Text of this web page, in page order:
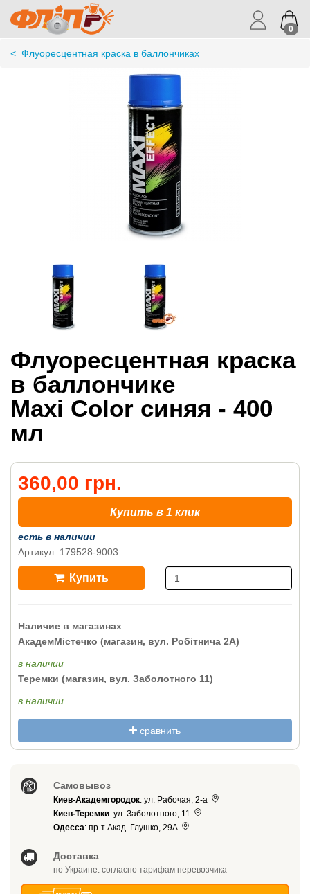
0
< Флуоресцентная краска в баллончиках
Флуоресцентная краска
в баллончике
Maxi Color синяя - 400
мл
360,00 грн.
Купить в 1 клик
есть в наличии
Артикул: 179528-9003
Купить
Наличие в магазинах
АкадемМістечко (магазин, вул. Робітнича 2А)
в наличии
Теремки (магазин, вул. Заболотного 11)
в наличии
сравнить
Самовывоз
Киев-Академгородок: ул. Рабочая, 2-а
Киев-Теремки: ул. Заболотного, 11
Одесса: пр-т Акад. Глушко, 29А
Доставка
по Украине: согласно тарифам перевозчика